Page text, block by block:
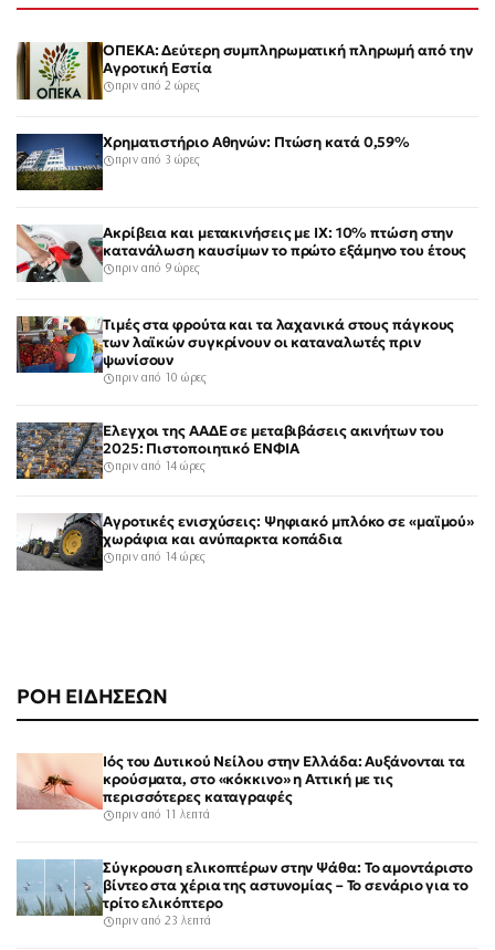
ΡΟΗ ΕΙΔΗΣΕΩΝ
Ιός του Δυτικού Νείλου στην Ελλάδα: Αυξάνονται τα
κρούσματα, στο «κόκκινο» η Αττική με τις
περισσότερες καταγραφές
πριν από 11 λεπτά
Σύγκρουση ελικοπτέρων στην Ψάθα: Το αμοντάριστο
βίντεο στα χέρια της αστυνομίας – Το σενάριο για το
τρίτο ελικόπτερο
πριν από 23 λεπτά
ΟΠΕΚΑ: Δεύτερη συμπληρωματική πληρωμή από την
Αγροτική Εστία
πριν από 2 ώρες
Χρηματιστήριο Αθηνών: Πτώση κατά 0,59%
πριν από 3 ώρες
Ακρίβεια και μετακινήσεις με ΙΧ: 10% πτώση στην
κατανάλωση καυσίμων το πρώτο εξάμηνο του έτους
πριν από 9 ώρες
Τιμές στα φρούτα και τα λαχανικά στους πάγκους
των λαϊκών συγκρίνουν οι καταναλωτές πριν
ψωνίσουν
πριν από 10 ώρες
Έλεγχοι της ΑΑΔΕ σε μεταβιβάσεις ακινήτων του
2025: Πιστοποιητικό ΕΝΦΙΑ
πριν από 14 ώρες
Αγροτικές ενισχύσεις: Ψηφιακό μπλόκο σε «μαϊμού»
χωράφια και ανύπαρκτα κοπάδια
πριν από 14 ώρες